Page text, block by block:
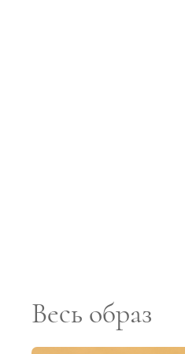
Весь образ